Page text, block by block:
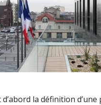
la définition d’une